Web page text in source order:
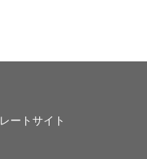
ートサイト